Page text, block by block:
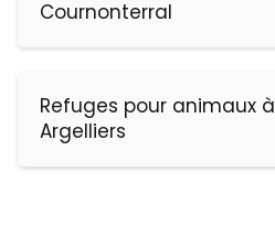
Cournonterral
Refuges pour animaux à
Argelliers